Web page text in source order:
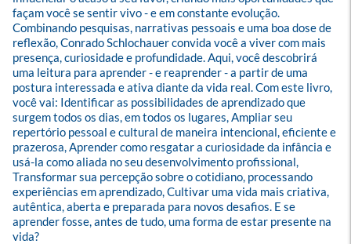
façam você se sentir vivo - e em constante evolução.
Combinando pesquisas, narrativas pessoais e uma boa dose de
reflexão, Conrado Schlochauer convida você a viver com mais
presença, curiosidade e profundidade. Aqui, você descobrirá
uma leitura para aprender - e reaprender - a partir de uma
postura interessada e ativa diante da vida real. Com este livro,
você vai: Identificar as possibilidades de aprendizado que
surgem todos os dias, em todos os lugares, Ampliar seu
repertório pessoal e cultural de maneira intencional, eficiente e
prazerosa, Aprender como resgatar a curiosidade da infância e
usá-la como aliada no seu desenvolvimento profissional,
Transformar sua percepção sobre o cotidiano, processando
experiências em aprendizado, Cultivar uma vida mais criativa,
autêntica, aberta e preparada para novos desafios. E se
aprender fosse, antes de tudo, uma forma de estar presente na
vida?